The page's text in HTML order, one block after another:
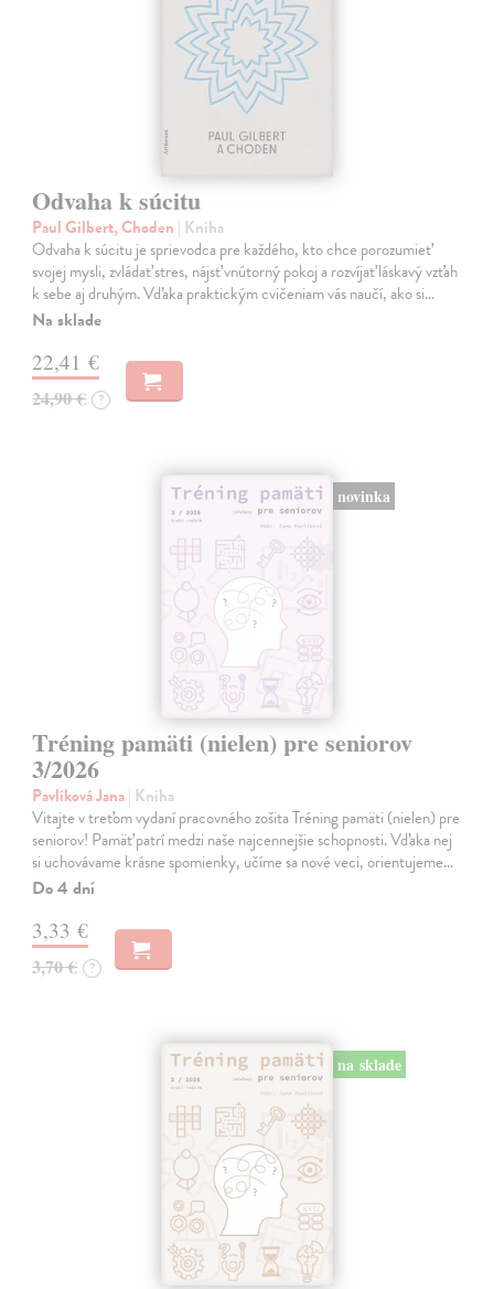
Odvaha k súcitu
Paul Gilbert, Choden | Kniha
Odvaha k súcitu je sprievodca pre každého, kto chce porozumieť
svojej mysli, zvládať stres, nájsť vnútorný pokoj a rozvíjať láskavý vzťah
k sebe aj druhým. Vďaka praktickým cvičeniam vás naučí, ako si…
Na sklade
22,41 €
24,90 € ?
novinka
Tréning pamäti (nielen) pre seniorov
3/2026
Pavlíková Jana| Kniha
Vitajte v treťom vydaní pracovného zošita Tréning pamäti (nielen) pre
seniorov! Pamäť patrí medzi naše najcennejšie schopnosti. Vďaka nej
si uchovávame krásne spomienky, učíme sa nové veci, orientujeme…
Do 4 dní
3,33 €
3,70 € ?
na sklade